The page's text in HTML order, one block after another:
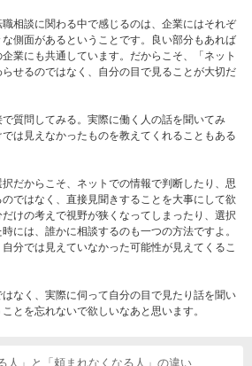
相談に関わる中で感じるのは、企業にはそれぞ
側面があるということです。良い部分もあれば
業にも共通しています。だからこそ、「ネット
せるのではなく、自分の目で見ることが大切だ
質問してみる。実際に働く人の話を聞いてみ
は見えなかったものを教えてくれることもある
だからこそ、ネットでの情報で判断したり、思
ではなく、直接見聞きすることを大事にして欲
けの考えで視野が狭くなってしまったり、選択
には、誰かに相談するのも一つの方法ですよ。
分では見えていなかった可能性が見えてくるこ
なく、実際に伺って自分の目で見たり話を聞い
とを忘れないで欲しいなあと思います。
人」と「頼まれなくなる人」の違い